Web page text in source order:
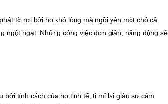
tờ rơi bởi họ khó lòng mà ngồi yên một chỗ cả
ngột ngạt. Những công việc đơn giản, năng động sẽ
tính cách của họ tinh tế, tỉ mỉ lại giàu sự cảm